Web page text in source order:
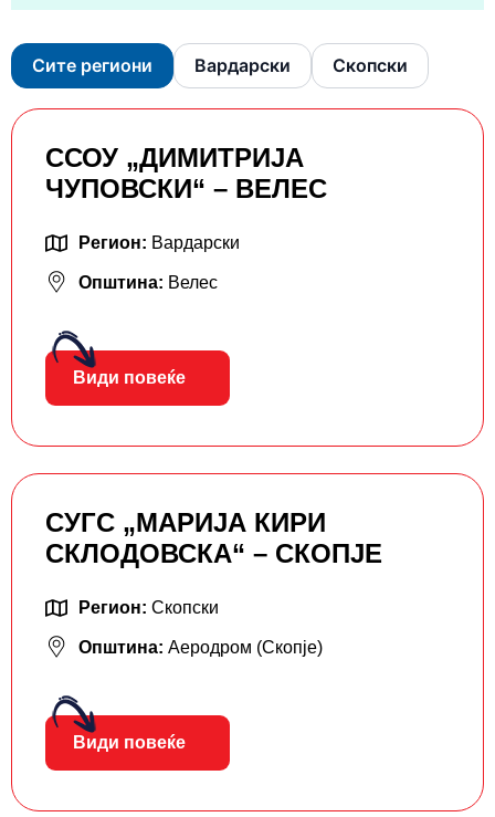
Сите региони Вардарски Скопски
ССОУ „ДИМИТРИЈА
ЧУПОВСКИ“ – ВЕЛЕС
Регион: Вардарски
Општина: Велес
Види повеќе
СУГС „МАРИЈА КИРИ
СКЛОДОВСКА“ – СКОПЈЕ
Регион: Скопски
Општина: Аеродром (Скопје)
Види повеќе